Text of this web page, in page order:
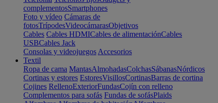
complementosSmartphones
Foto y vídeo Cámaras de
fotosTrípodesVideocámarasObjetivos
Cables Cables HDMICables de alimentaciónCables
USBCables Jack
Consolas y videojuegos Accesorios
Textil
Ropa de cama MantasAlmohadasColchasSábanasNórdicos
Cortinas y estores EstoresVisillosCortinasBarras de cortina
Cojines RellenoExteriorFundasCojín con relleno
Complementos para sofás Fundas de sofásPlaids